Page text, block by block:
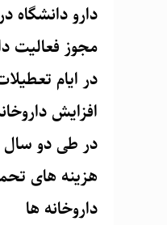
دارو
مجوز فعالیت
در ایام
افزایش
در طی دو سال
هزینه های
داروخانه ها